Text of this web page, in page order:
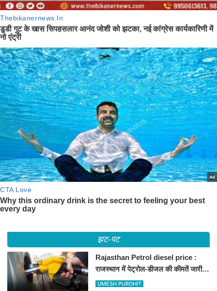
झट-पट
Rajasthan Petrol diesel price :
राजस्थान में पेट्रोल-डीजल की कीमतें जारी,
जानिए बीकानेर समेत पुरे प्रदेश में नए रेट
UMESH PUROHIT